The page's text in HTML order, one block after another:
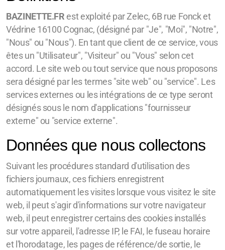
BAZINETTE.FR est exploité par Zelec, 6B rue Fonck et
Védrine 16100 Cognac, (désigné par "Je", "Moi", "Notre",
"Nous" ou "Nous"). En tant que client de ce service, vous
êtes un "Utilisateur", "Visiteur" ou "Vous" selon cet
accord. Le site web ou tout service que nous proposons
sera désigné par les termes "site web" ou "service". Les
services externes ou les intégrations de ce type seront
désignés sous le nom d'applications "fournisseur
externe" ou "service externe".
Données que nous collectons
Suivant les procédures standard d'utilisation des
fichiers journaux, ces fichiers enregistrent
automatiquement les visites lorsque vous visitez le site
web, il peut s'agir d'informations sur votre navigateur
web, il peut enregistrer certains des cookies installés
sur votre appareil, l'adresse IP, le FAI, le fuseau horaire
et l'horodatage, les pages de référence/de sortie, le